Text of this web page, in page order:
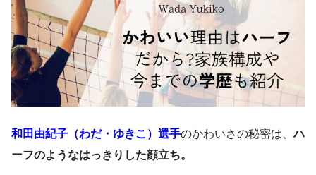
和田由紀子（わだ・ゆきこ）選手のかわいさの秘密は、ハ
ーフのようなはっきりした顔立ち。